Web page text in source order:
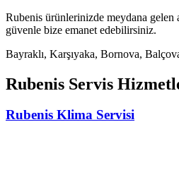
Rubenis ürünlerinizde meydana gelen
güvenle bize emanet edebilirsiniz.
Bayraklı, Karşıyaka, Bornova,
Rubenis Servis
Rubenis Klima Servisi